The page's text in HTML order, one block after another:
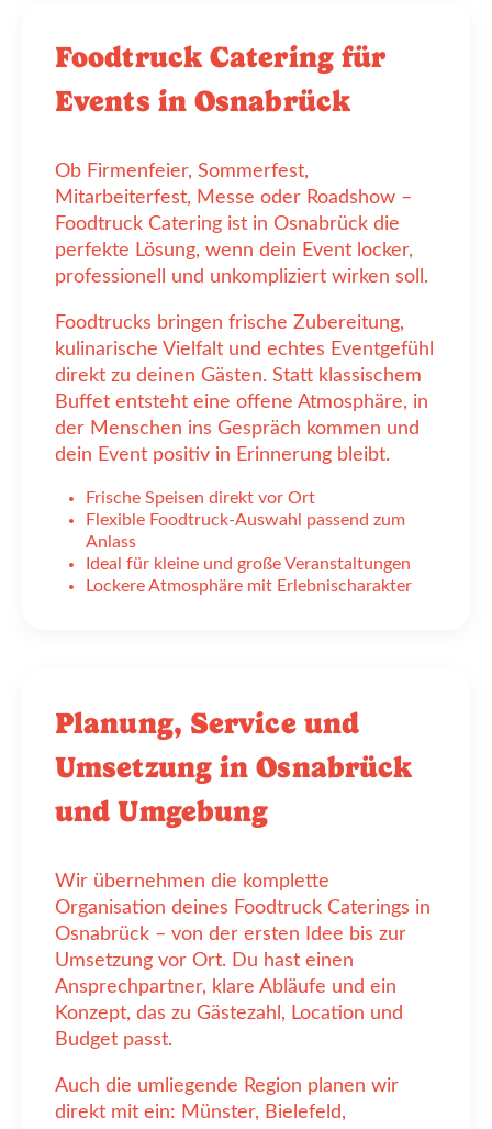
Foodtruck Catering für
Events in Osnabrück
Ob Firmenfeier, Sommerfest,
Mitarbeiterfest, Messe oder Roadshow –
Foodtruck Catering ist in Osnabrück die
perfekte Lösung, wenn dein Event locker,
professionell und unkompliziert wirken soll.
Foodtrucks bringen frische Zubereitung,
kulinarische Vielfalt und echtes Eventgefühl
direkt zu deinen Gästen. Statt klassischem
Buffet entsteht eine offene Atmosphäre, in
der Menschen ins Gespräch kommen und
dein Event positiv in Erinnerung bleibt.
Frische Speisen direkt vor Ort
Flexible Foodtruck-Auswahl passend zum
Anlass
Ideal für kleine und große Veranstaltungen
Lockere Atmosphäre mit Erlebnischarakter
Planung, Service und
Umsetzung in Osnabrück
und Umgebung
Wir übernehmen die komplette
Organisation deines Foodtruck Caterings in
Osnabrück – von der ersten Idee bis zur
Umsetzung vor Ort. Du hast einen
Ansprechpartner, klare Abläufe und ein
Konzept, das zu Gästezahl, Location und
Budget passt.
Auch die umliegende Region planen wir
direkt mit ein: Münster, Bielefeld,